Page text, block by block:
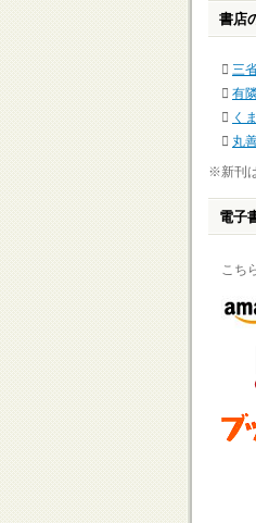
書店
三
有
く
丸
※新刊
電子
こち